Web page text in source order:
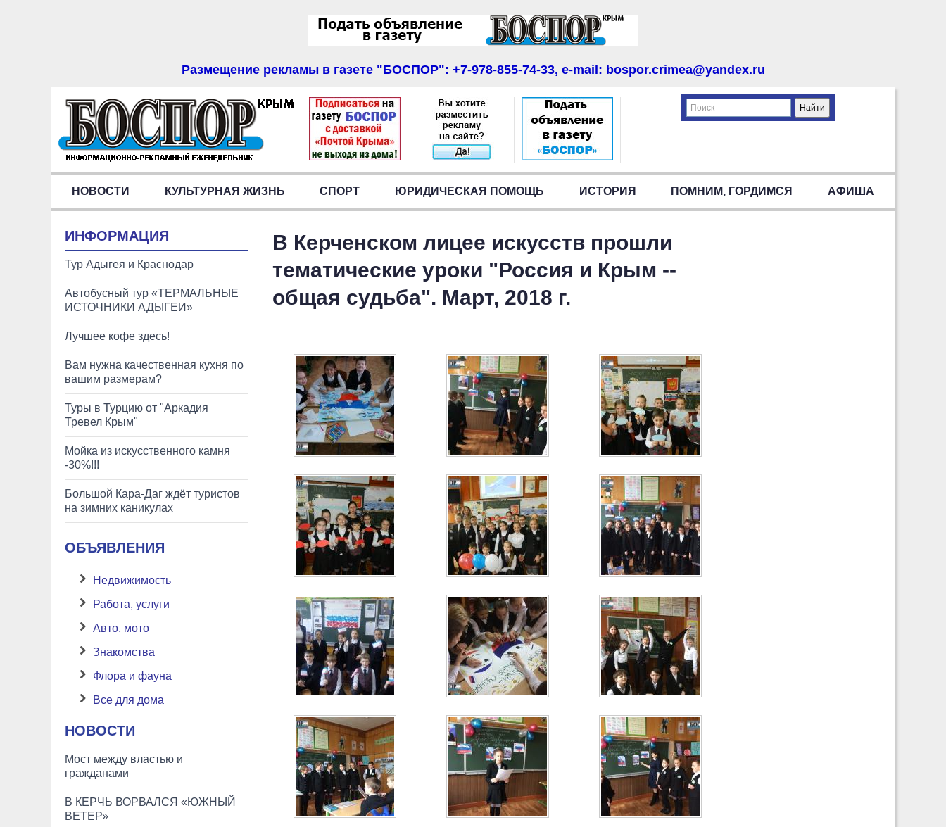
Размещение рекламы в газете "БОСПОР": +7-978-855-74-33, e-mail: bospor.crimea@yandex.ru
НОВОСТИ КУЛЬТУРНАЯ ЖИЗНЬ СПОРТ ЮРИДИЧЕСКАЯ ПОМОЩЬ ИСТОРИЯ ПОМНИМ, ГОРДИМСЯ АФИША
ИНФОРМАЦИЯ
Тур Адыгея и Краснодар
Автобусный тур «ТЕРМАЛЬНЫЕ
ИСТОЧНИКИ АДЫГЕИ»
Лучшее кофе здесь!
Вам нужна качественная кухня по
вашим размерам?
Туры в Турцию от "Аркадия
Тревел Крым"
Мойка из искусственного камня
-30%!!!
Большой Кара-Даг ждёт туристов
на зимних каникулах
ОБЪЯВЛЕНИЯ
Недвижимость
Работа, услуги
Авто, мото
Знакомства
Флора и фауна
Все для дома
НОВОСТИ
Мост между властью и
гражданами
В КЕРЧЬ ВОРВАЛСЯ «ЮЖНЫЙ
ВЕТЕР»
В Керченском лицее искусств прошли
тематические уроки "Россия и Крым --
общая судьба". Март, 2018 г.